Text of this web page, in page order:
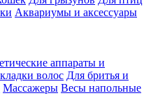
Аквариумы и аксессуары
аппараты и
волос Для бритья и
Массажеры Весы напольные